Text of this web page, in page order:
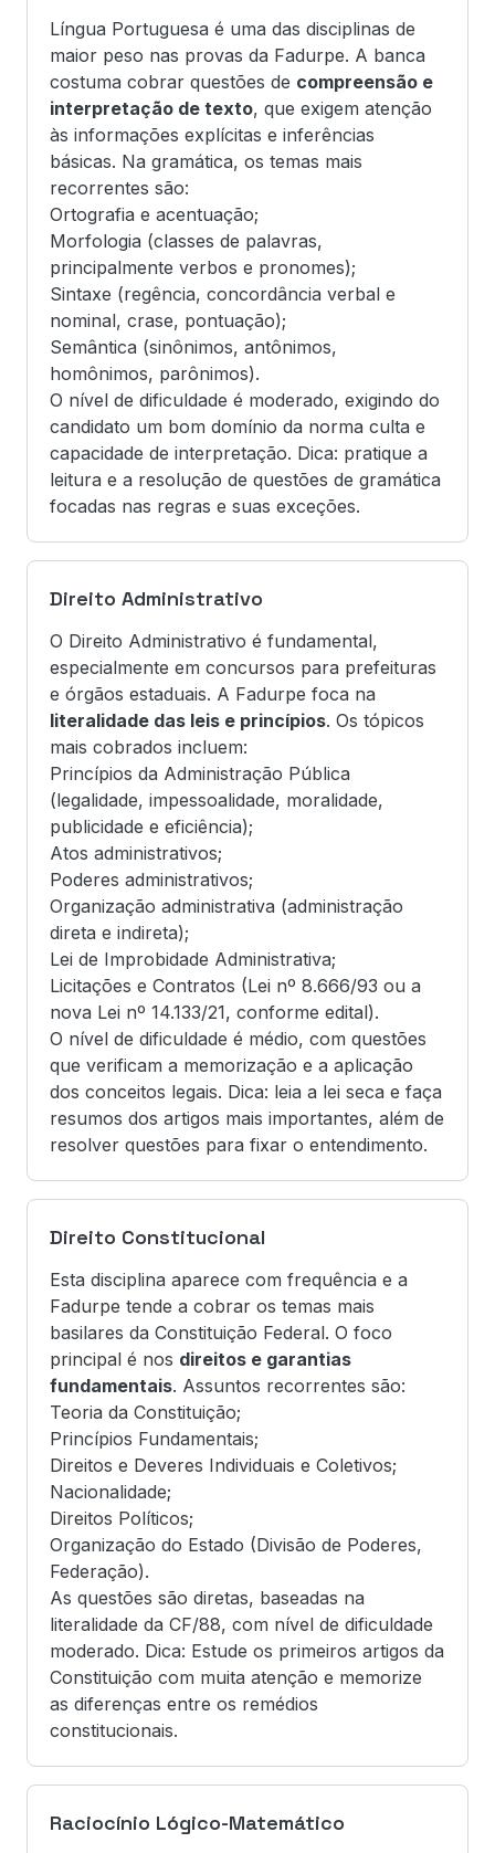
Língua Portuguesa é uma das disciplinas de
maior peso nas provas da Fadurpe. A banca
costuma cobrar questões de compreensão e
interpretação de texto, que exigem atenção
às informações explícitas e inferências
básicas. Na gramática, os temas mais
recorrentes são:
Ortografia e acentuação;
Morfologia (classes de palavras,
principalmente verbos e pronomes);
Sintaxe (regência, concordância verbal e
nominal, crase, pontuação);
Semântica (sinônimos, antônimos,
homônimos, parônimos).
O nível de dificuldade é moderado, exigindo do
candidato um bom domínio da norma culta e
capacidade de interpretação. Dica: pratique a
leitura e a resolução de questões de gramática
focadas nas regras e suas exceções.
Direito Administrativo
O Direito Administrativo é fundamental,
especialmente em concursos para prefeituras
e órgãos estaduais. A Fadurpe foca na
literalidade das leis e princípios. Os tópicos
mais cobrados incluem:
Princípios da Administração Pública
(legalidade, impessoalidade, moralidade,
publicidade e eficiência);
Atos administrativos;
Poderes administrativos;
Organização administrativa (administração
direta e indireta);
Lei de Improbidade Administrativa;
Licitações e Contratos (Lei nº 8.666/93 ou a
nova Lei nº 14.133/21, conforme edital).
O nível de dificuldade é médio, com questões
que verificam a memorização e a aplicação
dos conceitos legais. Dica: leia a lei seca e faça
resumos dos artigos mais importantes, além de
resolver questões para fixar o entendimento.
Direito Constitucional
Esta disciplina aparece com frequência e a
Fadurpe tende a cobrar os temas mais
basilares da Constituição Federal. O foco
principal é nos direitos e garantias
fundamentais. Assuntos recorrentes são:
Teoria da Constituição;
Princípios Fundamentais;
Direitos e Deveres Individuais e Coletivos;
Nacionalidade;
Direitos Políticos;
Organização do Estado (Divisão de Poderes,
Federação).
As questões são diretas, baseadas na
literalidade da CF/88, com nível de dificuldade
moderado. Dica: Estude os primeiros artigos da
Constituição com muita atenção e memorize
as diferenças entre os remédios
constitucionais.
Raciocínio Lógico-Matemático